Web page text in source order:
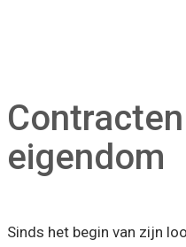
eigendom
Sinds het begin van zijn